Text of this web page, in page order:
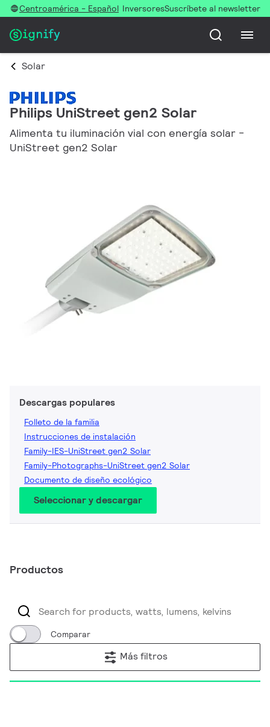
Centroamérica - Español InversoresSuscríbete al newsletter
Solar
Philips UniStreet gen2 Solar
Alimenta tu iluminación vial con energía solar -
UniStreet gen2 Solar
Descargas populares
Folleto de la familia
Instrucciones de instalación
Family-IES-UniStreet gen2 Solar
Family-Photographs-UniStreet gen2 Solar
Documento de diseño ecológico
Seleccionar y descargar
Productos
Comparar
Más filtros